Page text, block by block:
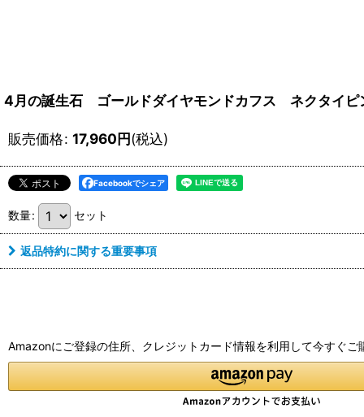
4月の誕生石 ゴールドダイヤモンドカフス ネクタイピ
販売価格: 17,960円(税込)
Facebookでシェア
数量: セット
返品特約に関する重要事項
Amazonにご登録の住所、クレジットカード情報を利用して今すぐご